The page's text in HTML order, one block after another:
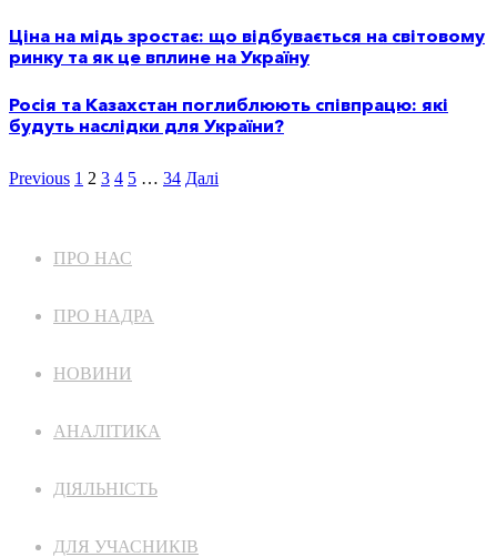
Ціна на мідь зростає: що відбувається на світовому
ринку та як це вплине на Україну
Росія та Казахстан поглиблюють співпрацю: які
будуть наслідки для України?
Previous 1 2 3 4 5 … 34 Далі
ПРО НАС
ПРО НАДРА
НОВИНИ
АНАЛІТИКА
ДІЯЛЬНІСТЬ
ДЛЯ УЧАСНИКІВ